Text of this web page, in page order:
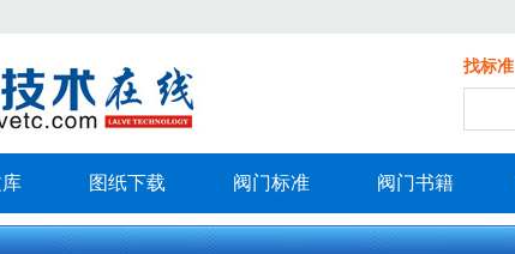
找标准
图纸下载 阀门标准 阀门书籍